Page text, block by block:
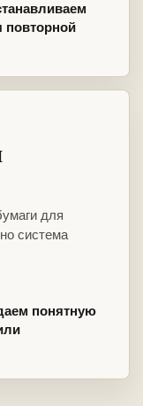
повторной
для
система
понятную